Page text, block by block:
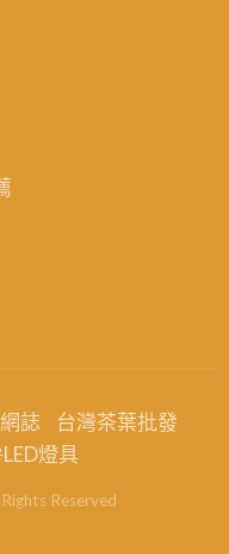
網誌
台灣茶葉批發
燈具
Rights Reserved